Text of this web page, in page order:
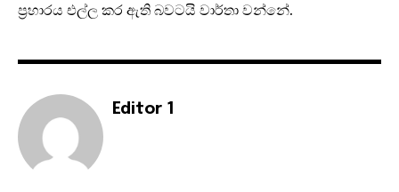
ප්‍රහාරය එල්ල කර ඇති බවටයි වාර්තා වන්නේ.
Editor 1